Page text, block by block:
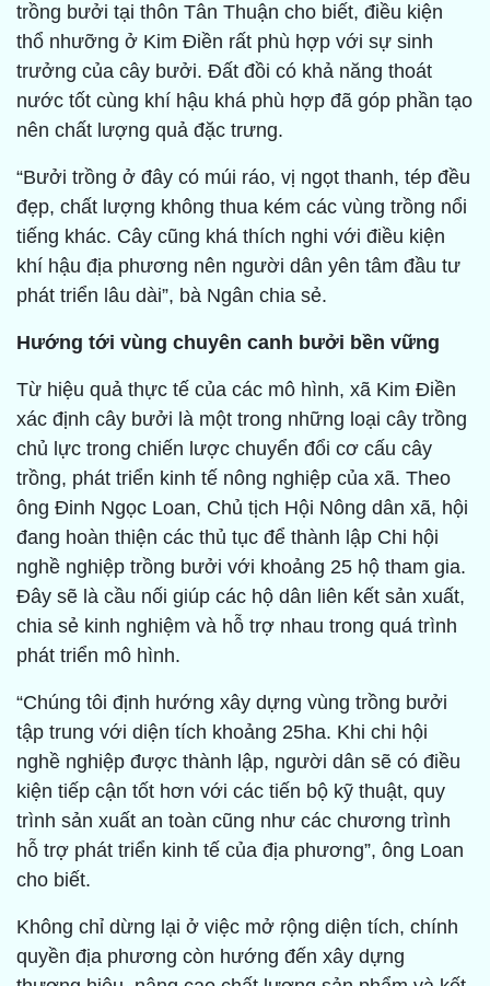
trồng bưởi tại thôn Tân Thuận cho biết, điều kiện
thổ nhưỡng ở Kim Điền rất phù hợp với sự sinh
trưởng của cây bưởi. Đất đồi có khả năng thoát
nước tốt cùng khí hậu khá phù hợp đã góp phần tạo
nên chất lượng quả đặc trưng.
“Bưởi trồng ở đây có múi ráo, vị ngọt thanh, tép đều
đẹp, chất lượng không thua kém các vùng trồng nổi
tiếng khác. Cây cũng khá thích nghi với điều kiện
khí hậu địa phương nên người dân yên tâm đầu tư
phát triển lâu dài”, bà Ngân chia sẻ.
Hướng tới vùng chuyên canh bưởi bền vững
Từ hiệu quả thực tế của các mô hình, xã Kim Điền
xác định cây bưởi là một trong những loại cây trồng
chủ lực trong chiến lược chuyển đổi cơ cấu cây
trồng, phát triển kinh tế nông nghiệp của xã. Theo
ông Đinh Ngọc Loan, Chủ tịch Hội Nông dân xã, hội
đang hoàn thiện các thủ tục để thành lập Chi hội
nghề nghiệp trồng bưởi với khoảng 25 hộ tham gia.
Đây sẽ là cầu nối giúp các hộ dân liên kết sản xuất,
chia sẻ kinh nghiệm và hỗ trợ nhau trong quá trình
phát triển mô hình.
“Chúng tôi định hướng xây dựng vùng trồng bưởi
tập trung với diện tích khoảng 25ha. Khi chi hội
nghề nghiệp được thành lập, người dân sẽ có điều
kiện tiếp cận tốt hơn với các tiến bộ kỹ thuật, quy
trình sản xuất an toàn cũng như các chương trình
hỗ trợ phát triển kinh tế của địa phương”, ông Loan
cho biết.
Không chỉ dừng lại ở việc mở rộng diện tích, chính
quyền địa phương còn hướng đến xây dựng